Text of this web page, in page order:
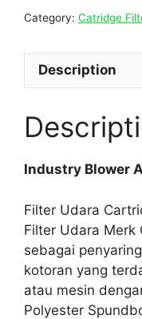
Category: Catridge
Description
Industry Blower
Filter Udara
Filter Udara Merk
sebagai
kotoran yang
atau mesin
Polyester